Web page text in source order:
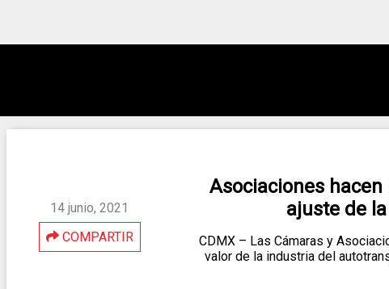
14 junio, 2021
COMPARTIR
Asociaciones hacen
ajuste de
CDMX – Las Cámaras y
valor de la industria del